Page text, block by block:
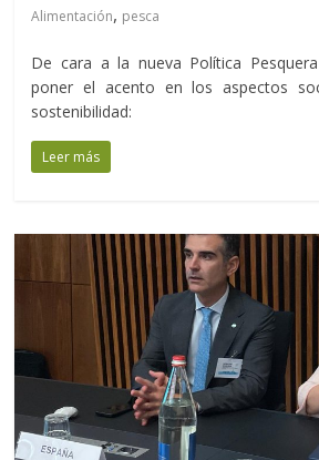
Alimentación, pesca
De cara a la nueva Política
poner el acento en los aspectos
sostenibilidad:
Leer más